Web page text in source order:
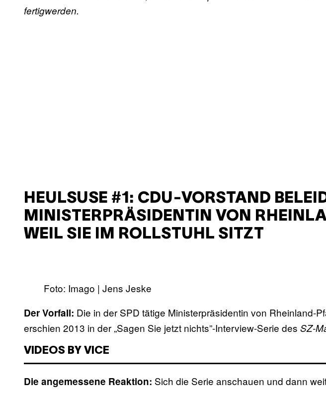
fertigwerden.
HEULSUSE #1: CDU-VORSTAND
MINISTERPRÄSIDENTIN VON
WEIL SIE IM ROLLSTUHL SITZT
Foto: Imago | Jens Jeske
Der Vorfall: Die in der SPD tätige Ministerpräsidentin von Rheinland-
erschien 2013 in der „Sagen Sie jetzt nichts”-Interview-Serie des SZ-
VIDEOS BY VICE
Die angemessene Reaktion: Sich die Serie anschauen und dann